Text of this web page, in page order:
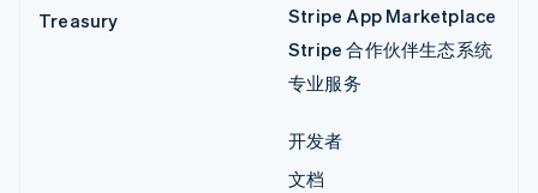
Treasury
Stripe App Marketplace
Stripe 合作伙伴生态系统
专业服务
开发者
文档